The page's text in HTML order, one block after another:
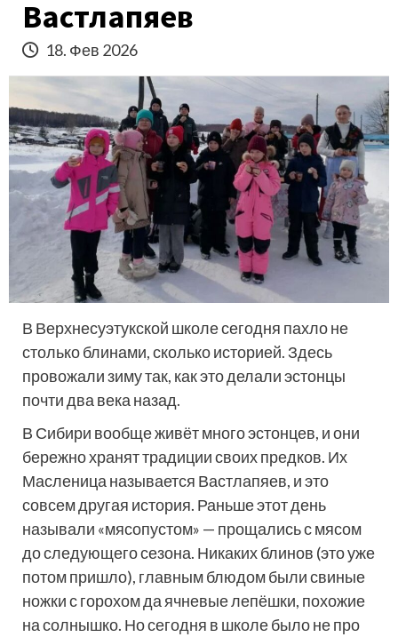
Вастлапяев
18. Фев 2026
В Верхнесуэтукской школе сегодня пахло не
столько блинами, сколько историей. Здесь
провожали зиму так, как это делали эстонцы
почти два века назад.
В Сибири вообще живёт много эстонцев, и они
бережно хранят традиции своих предков. Их
Масленица называется Вастлапяев, и это
совсем другая история. Раньше этот день
называли «мясопустом» — прощались с мясом
до следующего сезона. Никаких блинов (это уже
потом пришло), главным блюдом были свиные
ножки с горохом да ячневые лепёшки, похожие
на солнышко. Но сегодня в школе было не про